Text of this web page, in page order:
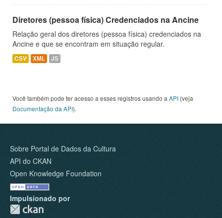
Diretores (pessoa física) Credenciados na Ancine
Relação geral dos diretores (pessoa física) credenciados na
Ancine e que se encontram em situação regular.
CSV XML JS
Você também pode ter acesso a esses registros usando a API (veja
Documentação da API).
Sobre Portal de Dados da Cultura
API do CKAN
Open Knowledge Foundation
Impulsionado por